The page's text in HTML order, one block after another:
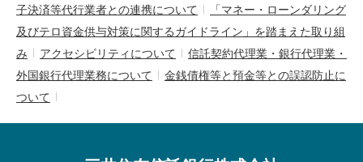
子決済等代行業者との連携について
「マネー・ローンダリング
及びテロ資金供与対策に関するガイドライン」を踏まえた取り組
み
アクセシビリティについて
信託契約代理業・銀行代理業・
外国銀行代理業務について
金銭債権等と預金等との誤認防止に
ついて